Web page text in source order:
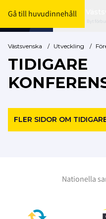
Gå till huvudinnehåll
Byt
Västsvenska / Utveckling /
TIDIGARE
FLER SIDOR OM
Nationella